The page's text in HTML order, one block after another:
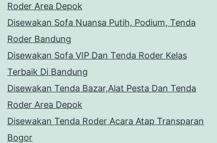
Roder Area Depok
Disewakan Sofa Nuansa Putih, Podium, Tenda
Roder Bandung
Disewakan Sofa VIP Dan Tenda Roder Kelas
Terbaik Di Bandung
Disewakan Tenda Bazar,Alat Pesta Dan Tenda
Roder Area Depok
Disewakan Tenda Roder Acara Atap Transparan
Bogor